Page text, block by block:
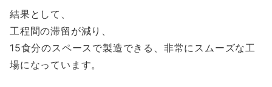
結果として、
工程間の滞留が減り、
15食分のスペースで製造できる、非常にスムーズな工
場になっています。